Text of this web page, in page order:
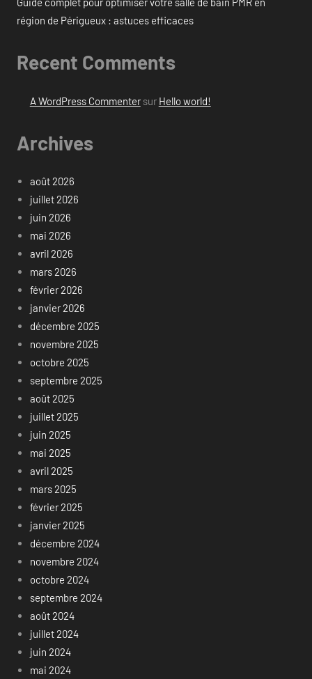
région de Périgueux : astuces efficaces
Recent Comments
A WordPress Commentersur Hello world!
Archives
août 2026
juillet 2026
juin 2026
mai 2026
avril 2026
mars 2026
février 2026
janvier 2026
décembre 2025
novembre 2025
octobre 2025
septembre 2025
août 2025
juillet 2025
juin 2025
mai 2025
avril 2025
mars 2025
février 2025
janvier 2025
décembre 2024
novembre 2024
octobre 2024
septembre 2024
août 2024
juillet 2024
juin 2024
mai 2024